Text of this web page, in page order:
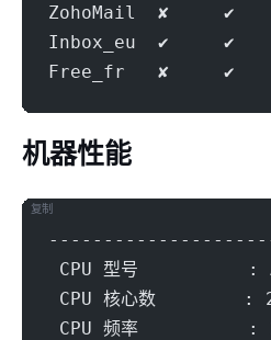
ZohoMail  ✘
Inbox_eu  ✔
Free_fr   ✘
机器性能
---------------------基
CPU 型号          :
CPU 核心数        :
CPU 频率          :
复制